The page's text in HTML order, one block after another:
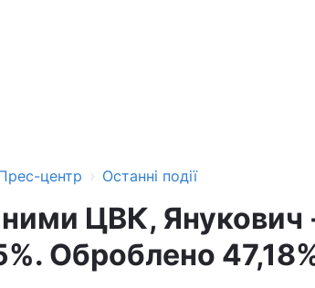
центр › Останні події
ЦВК,
Оброблено